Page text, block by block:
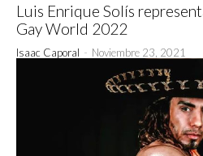
Luis Enrique Solís
Gay World 2022
Isaac Caporal - Noviembre 23, 2021